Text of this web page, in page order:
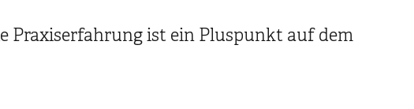
Praxiserfahrung ist ein Pluspunkt auf dem